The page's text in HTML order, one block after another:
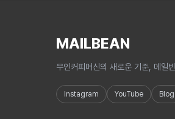
MAILBEAN
무인커피머신의 새로운 기준, 메일빈
Instagram YouTube Blog